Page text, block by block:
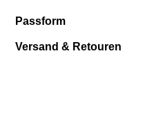
Passform
Versand & Retouren